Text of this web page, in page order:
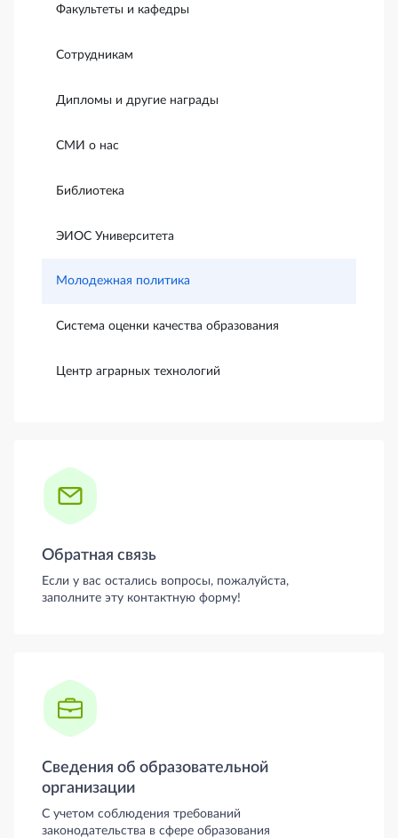
Факультеты и кафедры
Сотрудникам
Дипломы и другие награды
СМИ о нас
Библиотека
ЭИОС Университета
Молодежная политика
Система оценки качества образования
Центр аграрных технологий
Обратная связь
Если у вас остались вопросы, пожалуйста,
заполните эту контактную форму!
Сведения об образовательной
организации
С учетом соблюдения требований
законодательства в сфере образования